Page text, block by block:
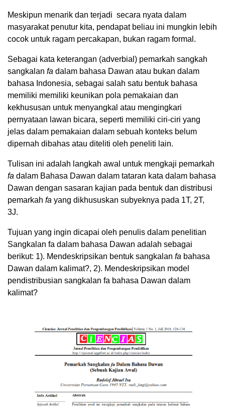
Meskipun menarik dan terjadi secara nyata dalam
masyarakat penutur kita, pendapat beliau ini mungkin lebih
cocok untuk ragam percakapan, bukan ragam formal.
Sebagai kata keterangan (adverbial) pemarkah sangkah
sangkalan fa dalam bahasa Dawan atau bukan dalam
bahasa Indonesia, sebagai salah satu bentuk bahasa
memiliki memiliki keunikan pola pemakaian dan
kekhususan untuk menyangkal atau mengingkari
pernyataan lawan bicara, seperti memiliki ciri-ciri yang
jelas dalam pemakaian dalam sebuah konteks belum
dipernah dibahas atau diteliti oleh peneliti lain.
Tulisan ini adalah langkah awal untuk mengkaji pemarkah
fa dalam Bahasa Dawan dalam tataran kata dalam bahasa
Dawan dengan sasaran kajian pada bentuk dan distribusi
pemarkah fa yang dikhususkan subyeknya pada 1T, 2T,
3J.
Tujuan yang ingin dicapai oleh penulis dalam penelitian
Sangkalan fa dalam bahasa Dawan adalah sebagai
berikut: 1). Mendeskripsikan bentuk sangkalan fa bahasa
Dawan dalam kalimat?, 2). Mendeskripsikan model
pendistribusian sangkalan fa bahasa Dawan dalam
kalimat?